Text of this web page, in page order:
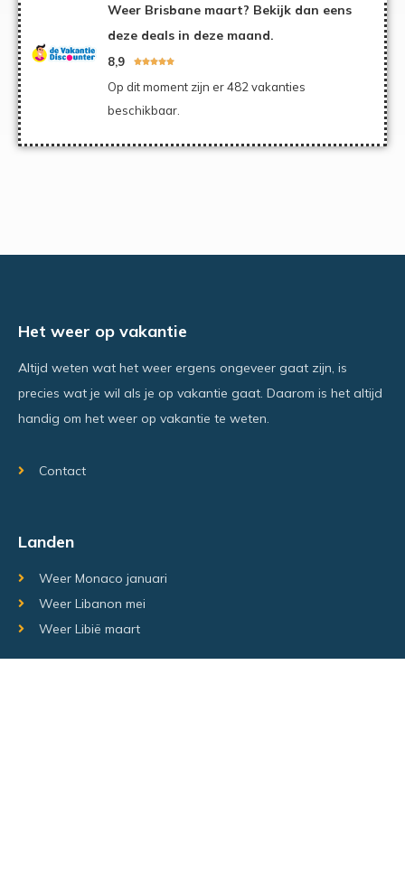
Weer Brisbane maart? Bekijk dan eens
deze deals in deze maand.
8,9 
Op dit moment zijn er 482 vakanties
beschikbaar.
Het weer op vakantie
Altijd weten wat het weer ergens ongeveer gaat zijn, is
precies wat je wil als je op vakantie gaat. Daarom is het altijd
handig om het weer op vakantie te weten.
Contact
Landen
Weer Monaco januari
Weer Libanon mei
Weer Libië maart